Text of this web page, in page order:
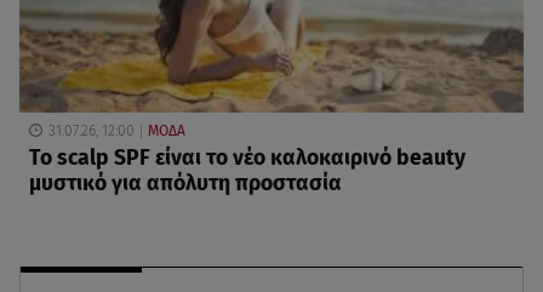
31.07.26, 12:00 ΜΟΔΑ
Το scalp SPF είναι το νέο καλοκαιρινό beauty
μυστικό για απόλυτη προστασία